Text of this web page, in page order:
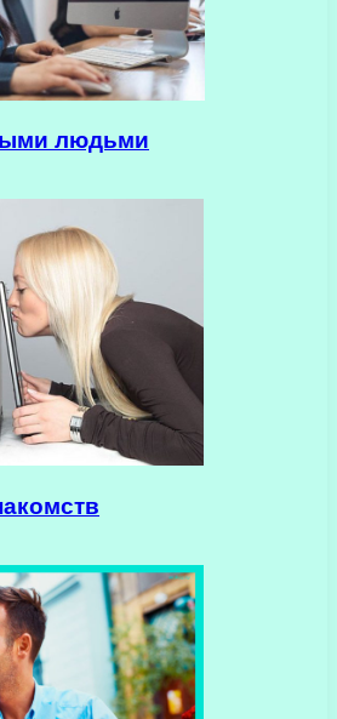
людьми